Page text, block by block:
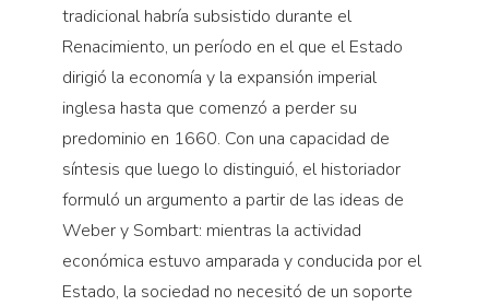
tradicional habría subsistido durante el
Renacimiento, un período en el que el Estado
dirigió la economía y la expansión imperial
inglesa hasta que comenzó a perder su
predominio en 1660. Con una capacidad de
síntesis que luego lo distinguió, el historiador
formuló un argumento a partir de las ideas de
Weber y Sombart: mientras la actividad
económica estuvo amparada y conducida por el
Estado, la sociedad no necesitó de un soporte